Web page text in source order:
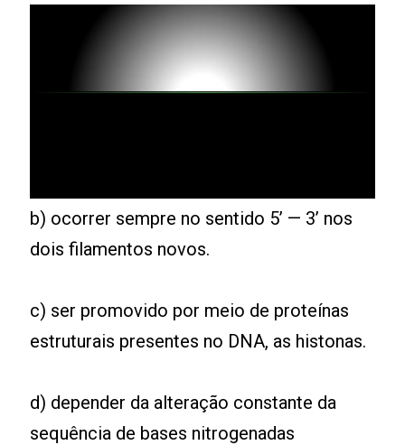
b) ocorrer sempre no sentido 5’ — 3’ nos
dois filamentos novos.
c) ser promovido por meio de proteínas
estruturais presentes no DNA, as histonas.
d) depender da alteração constante da
sequência de bases nitrogenadas